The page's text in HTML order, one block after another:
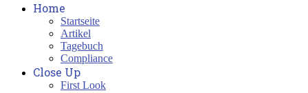
Home
Startseite
Artikel
Tagebuch
Compliance
Close Up
First Look